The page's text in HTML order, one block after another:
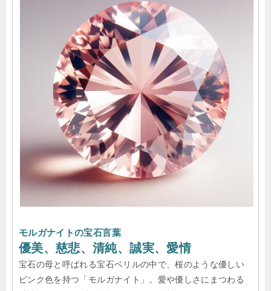
モルガナイトの宝石言葉
優美、慈悲、清純、誠実、愛情
宝石の母と呼ばれる宝石ベリルの中で、桜のような優しい
ピンク色を持つ「モルガナイト」。愛や優しさにまつわる